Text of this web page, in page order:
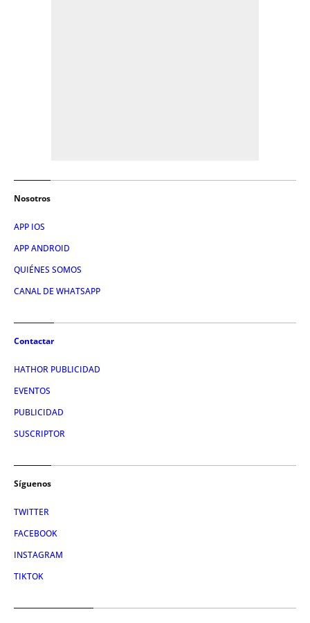
Nosotros
APP IOS
APP ANDROID
QUIÉNES SOMOS
CANAL DE WHATSAPP
Contactar
HATHOR PUBLICIDAD
EVENTOS
PUBLICIDAD
SUSCRIPTOR
Síguenos
TWITTER
FACEBOOK
INSTAGRAM
TIKTOK